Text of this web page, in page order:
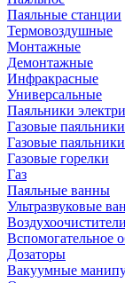
Паяльные станции
Термовоздушные
Монтажные
Демонтажные
Инфракрасные
Универсальные
Паяльники
Газовые паяльники
Газовые паяльники
Газовые горелки
Газ
Паяльные ванны
Ультразвуковые
Вспомогательное
Дозаторы
Вакуумные